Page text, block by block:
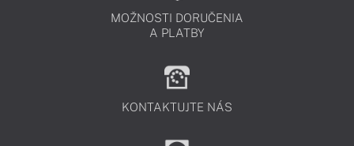
MOŽNOSTI DORUČENIA
A PLATBY
KONTAKTUJTE NÁS